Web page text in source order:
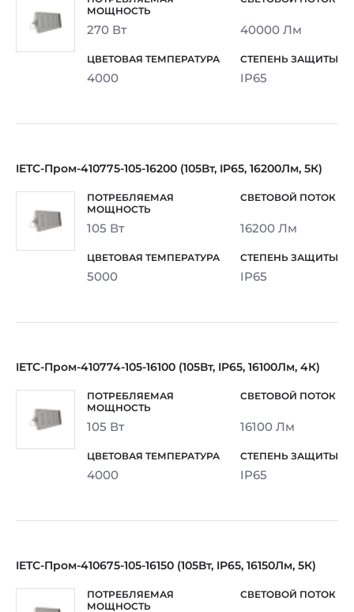
270 Вт 40000 Лм
4000 IP65
IETC-Пром-410775-105-16200 (105Вт, IP65, 16200Лм, 5К)
105 Вт 16200 Лм
5000 IP65
IETC-Пром-410774-105-16100 (105Вт, IP65, 16100Лм, 4К)
105 Вт 16100 Лм
4000 IP65
IETC-Пром-410675-105-16150 (105Вт, IP65, 16150Лм, 5К)